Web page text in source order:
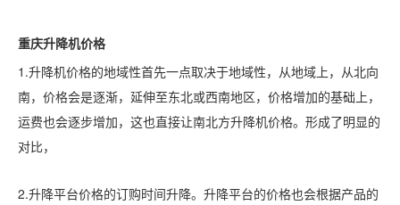
重庆升降机价格
1.升降机价格的地域性首先一点取决于地域性，从地域上，从北向
南，价格会是逐渐，延伸至东北或西南地区，价格增加的基础上，
运费也会逐步增加，这也直接让南北方升降机价格。形成了明显的
对比，
2.升降平台价格的订购时间升降。升降平台的价格也会根据产品的